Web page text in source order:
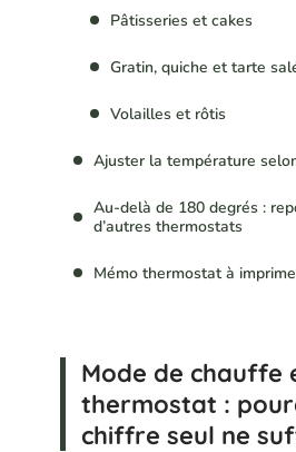
Pâtisseries et cakes
Gratin, quiche et tarte
Volailles et rôtis
Ajuster la température
Au-delà de 180 degrés :
d’autres thermostats
Mémo thermostat à
Mode de chauffe
thermostat :
chiffre seul ne